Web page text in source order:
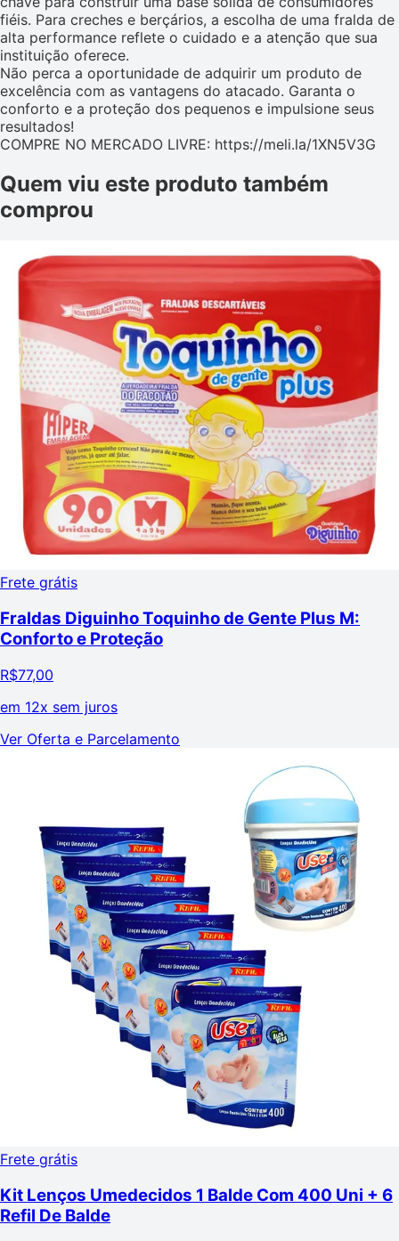
fiéis. Para creches e berçários, a escolha de uma fralda de
alta performance reflete o cuidado e a atenção que sua
instituição oferece.
Não perca a oportunidade de adquirir um produto de
excelência com as vantagens do atacado. Garanta o
conforto e a proteção dos pequenos e impulsione seus
resultados!
COMPRE NO MERCADO LIVRE: https://meli.la/1XN5V3G
Quem viu este produto também
comprou
Frete grátis
Fraldas Diguinho Toquinho de Gente Plus M:
Conforto e Proteção
R$77,00
em 12x sem juros
Ver Oferta e Parcelamento
Frete grátis
Kit Lenços Umedecidos 1 Balde Com 400 Uni + 6
Refil De Balde